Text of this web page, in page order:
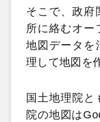
そこで、政府
所に絡むオー
地図データを
理して地図を
国土地理院と
院の地図は